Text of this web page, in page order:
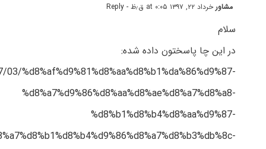
مشاور خرداد ۲۲, ۱۳۹۷ at ۰:۰۵ ق٫ظ - Reply
سلام
در این چا پاسختون داده شده:
%d8%af%d9%81%d8%aa%d8%b1%da%86%d9%87-
%d8%a7%d9%86%d8%aa%d8%ae%d8%a7%d8%a8-
%d8%b1%d8%b4%d8%aa%d9%87-